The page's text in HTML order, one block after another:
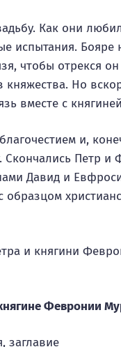
Как они
испытания. Бояре
чтобы отрекся
Но
вместе с
и,
Петр и
Давид и
и княгини
Февронии